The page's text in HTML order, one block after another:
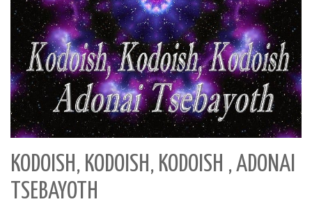
KODOISH, KODOISH, KODOISH , ADONAI
TSEBAYOTH